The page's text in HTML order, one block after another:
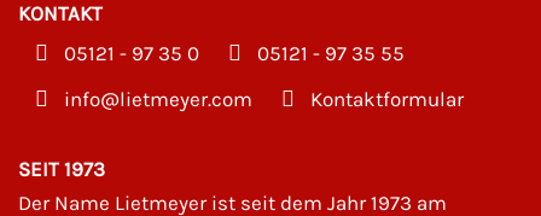
KONTAKT
05121 - 97 35 0
05121 - 97 35 55
moc.reyemteil@ofni
Kontaktformular
SEIT 1973
Der Name Lietmeyer ist seit dem Jahr 1973 am